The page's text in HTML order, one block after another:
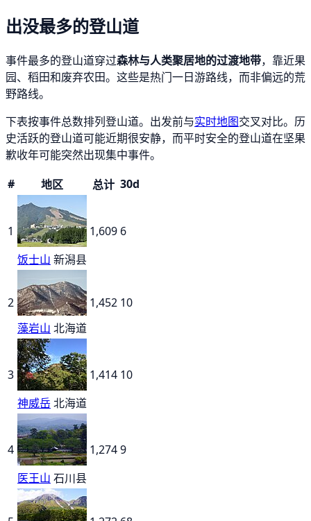
出没最多的登山道
事件最多的登山道穿过森林与人类聚居地的过渡地带，靠近果
园、稻田和废弃农田。这些是热门一日游路线，而非偏远的荒
野路线。
下表按事件总数排列登山道。出发前与实时地图交叉对比。历
史活跃的登山道可能近期很安静，而平时安全的登山道在坚果
歉收年可能突然出现集中事件。
#
地区 总计 30d
1
饭士山 新潟县
1,609 6
2
藻岩山 北海道
1,452 10
3
神威岳北海道
1,414 10
4
医王山 石川县
1,2749